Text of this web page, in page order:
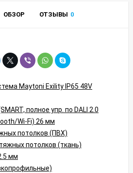
ОБЗОР ОТЗЫВЫ 0
Maytoni Exility IP65 48V
полное упр. по DALI 2.0
Wi-Fi) 26 мм
потолков (ПВХ)
потолков (ткань)
мм